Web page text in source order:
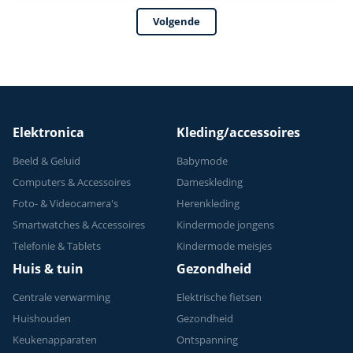
6,2L Mengkom –
Incl. extra
Volgende
Elektronica
Beeld & Geluid
Computers & Accessoires
Foto- & Videocamera's
Smartwatches & Accessoires
Telefonie & Tablets
Kleding/accessoires
Babymode
Dameskleding
Herenkleding
Kindermode jongens
Kindermode meisjes
Huis & tuin
Centrale verwarming
Huishouden
Keukenapparaten
Gezondheid
Elektrische fietsen
Gezondheid
Ontspanning